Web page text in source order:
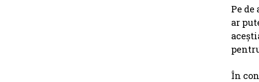
Pe
ar
În